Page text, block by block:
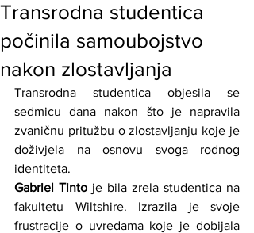
Transrodna studentica
počinila samoubojstvo
nakon zlostavljanja
Transrodna studentica objesila se
sedmicu dana nakon što je napravila
zvaničnu pritužbu o zlostavljanju koje je
doživjela na osnovu svoga rodnog
identiteta.
Gabriel Tinto je bila zrela studentica na
fakultetu Wiltshire. Izrazila je svoje
frustracije o uvredama koje je dobijala